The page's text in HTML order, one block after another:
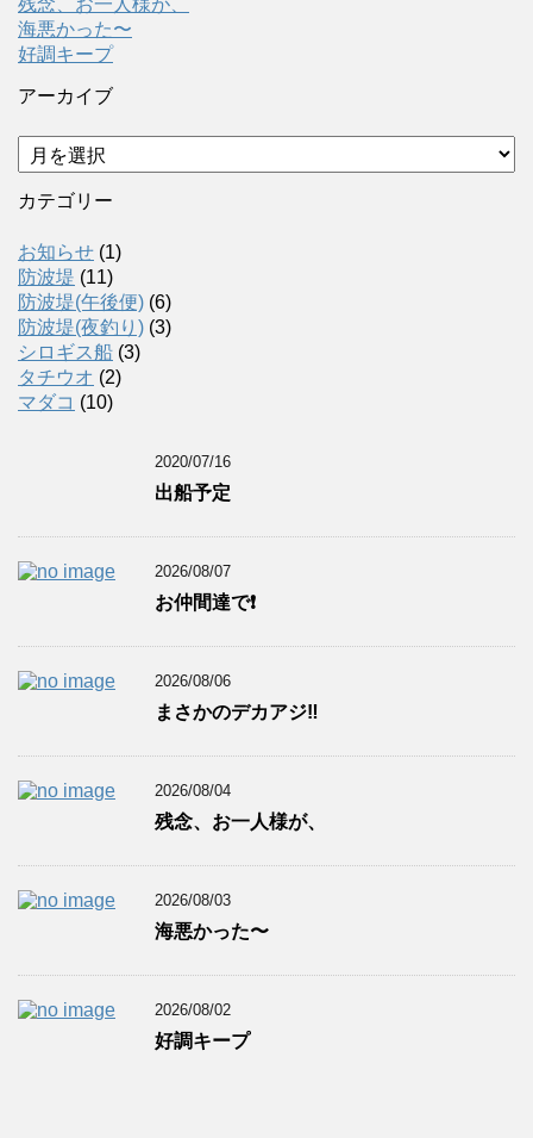
海悪かった〜
好調キープ
アーカイブ
ア
ー
カ
ブ
カテゴリー
お知らせ (1)
防波堤 (11)
防波堤(午後便) (6)
防波堤(夜釣り) (3)
シロギス船 (3)
タチウオ (2)
マダコ (10)
2020/07/16
出船予定
2026/08/07
お仲間達で❗️
2026/08/06
まさかのデカアジ‼️
2026/08/04
残念、お一人様が、
2026/08/03
海悪かった〜
2026/08/02
好調キープ